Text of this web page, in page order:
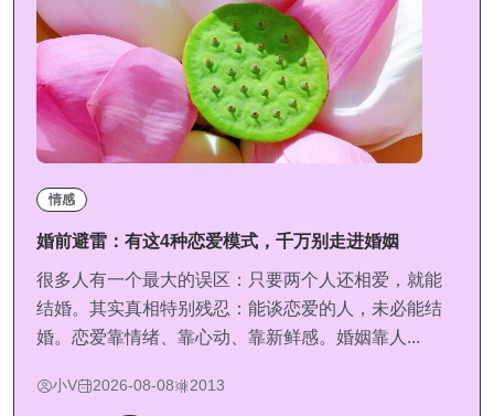
情感
婚前避雷：有这4种恋爱模式，千万别走进婚姻
很多人有一个最大的误区：只要两个人还相爱，就能
结婚。其实真相特别残忍：能谈恋爱的人，未必能结
婚。恋爱靠情绪、靠心动、靠新鲜感。婚姻靠人...
小V 2026-08-08 2013